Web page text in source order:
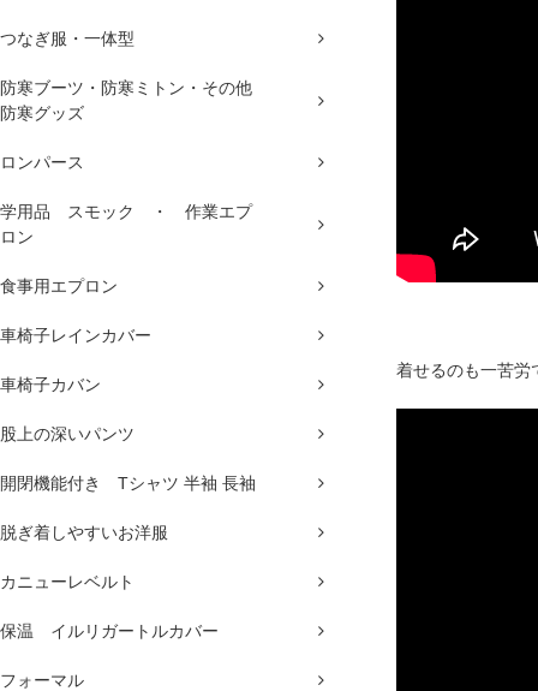
つなぎ服・一体型
防寒ブーツ・防寒ミトン・その他
防寒グッズ
ロンパース
学用品 スモック ・ 作業エプ
ロン
食事用エプロン
車椅子レインカバー
車椅子カバン
股上の深いパンツ
開閉機能付き Tシャツ 半袖 長袖
脱ぎ着しやすいお洋服
カニューレベルト
保温 イルリガートルカバー
フォーマル
着せるのも一苦労